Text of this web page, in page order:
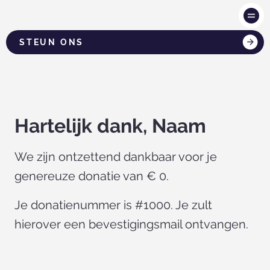
STEUN ONS
Hartelijk dank, Naam
We zijn ontzettend dankbaar voor je
genereuze donatie van € 0.
Je donatienummer is #1000. Je zult
hierover een bevestigingsmail ontvangen.